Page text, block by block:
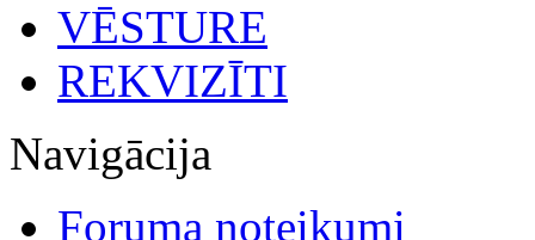
VĒSTURE
REKVIZĪTI
Navigācija
Foruma noteikumi